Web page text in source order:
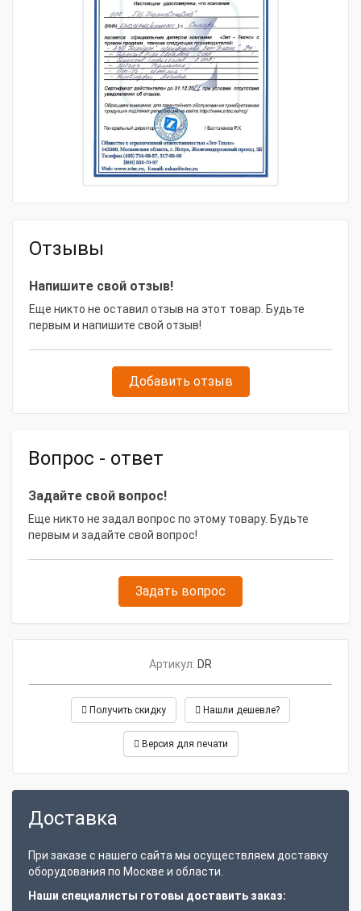
Очистка внутридомовых канализационных и
водопроводных сетей (стояков, сливов ванных,
раковин, унитазов; водосточных труб и др.).
Технические характеристики:
Управление - пневматическая педаль
Внутренний диаметр очищаемых труб - 15 - 75
Максимальная длина очищаемых труб - 15 м
Реверсивный двигатель, 0-500 об/мин, двойная
управляемой скоростью (PH-DR).
УЗО: устройство защитного отключения (на
вилке), позволяет безопасно работать во
влажных помещениях – опция
Спирали “FLEXICORE”, на основе стального
закаленного троса, обвитого закаленной
спиралью, обладают удивительной прочностью и
8 различных насадок (в стандартной
прочистку труб и удаление посторонних
Корпус имеет двойную изоляцию
Гарантия 3 года на работу в любых условиях.
Электромеханический прочистной аппарат "Крот DR"
для внутренних сетей, Dу= 15 - 75мм без спиралей и
аксессуаров включает:
мотор мощность 300 Вт
водонепроницаемая педаль
Отзывы
Напишите свой отзыв!
Еще никто не оставил отзыв на этот товар. Будьте
первым и напишите свой отзыв!
Добавить отзыв
Вопрос - ответ
Задайте свой вопрос!
Еще никто не задал вопрос по этому товару. Будьте
первым и задайте свой вопрос!
Задать вопрос
Артикул: DR
Получить скидку Нашли дешевле?
Версия для печати
Доставка
При заказе с нашего сайта мы осуществляем доставку
оборудования по Москве и области.
Наши специалисты готовы доставить заказ: